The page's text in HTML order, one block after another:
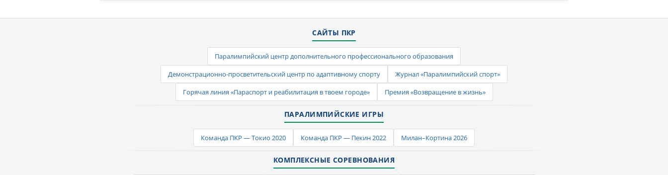
САЙТЫ ПКР
Паралимпийский центр дополнительного профессионального образования
Демонстрационно-просветительский центр по адаптивному спорту
Журнал «Паралимпийский спорт»
Горячая линия «Параспорт и реабилитация в твоем городе»
Премия «Возвращение в жизнь»
ПАРАЛИМПИЙСКИЕ ИГРЫ
Команда ПКР — Токио 2020 Команда ПКР — Пекин 2022 Милан–Кортина 2026
КОМПЛЕКСНЫЕ СОРЕВНОВАНИЯ